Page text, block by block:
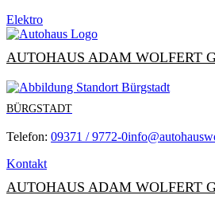
Elektro
AUTOHAUS ADAM WOLFERT
BÜRGSTADT
Telefon: 09371 / 9772-0
Kontakt
AUTOHAUS ADAM WOLFERT